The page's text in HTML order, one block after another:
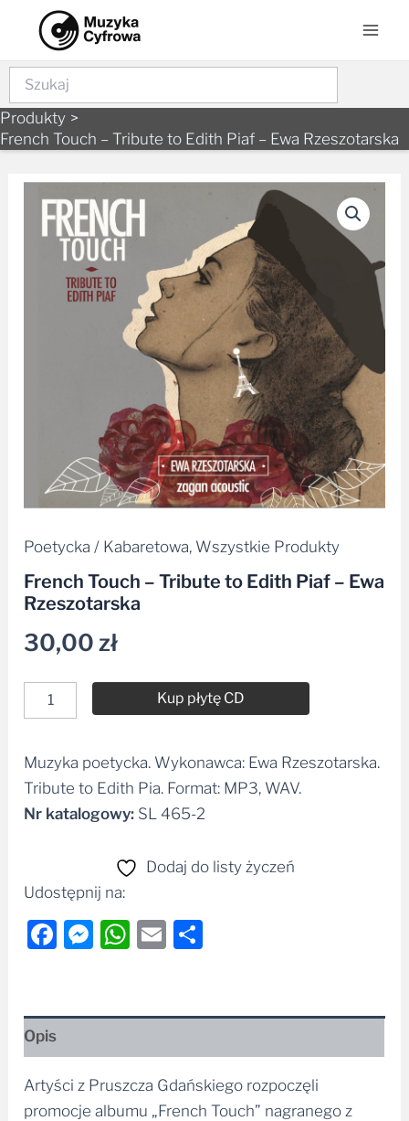
content
Szukaj
Produkty
French Touch – Tribute to Edith Piaf – Ewa Rzeszotarska
Poetycka / Kabaretowa, Wszystkie Produkty
French Touch – Tribute to Edith Piaf – Ewa
Rzeszotarska
30,00zł
French
Tribute
Kup płytę CD
Alternative:
Muzyka poetycka. Wykonawca: Ewa Rzeszotarska.
Tribute to Edith Pia. Format: MP3, WAV.
Nr katalogowy: SL 465-2
Dodaj do listy życzeń
Udostępnij na:
Facebook
Messenger
WhatsApp
Email
Opis
Artyści z Pruszcza Gdańskiego rozpoczęli
promocje albumu „French Touch” nagranego z